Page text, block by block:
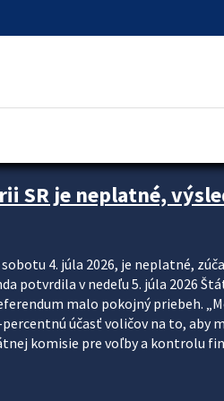
SR je neplatné,
4. júla 2026, je neplatné,
potvrdila v nedeľu 5. júla 2026
malo pokojný priebeh.
účasť voličov na to, aby
komisie pre voľby a kontrolu